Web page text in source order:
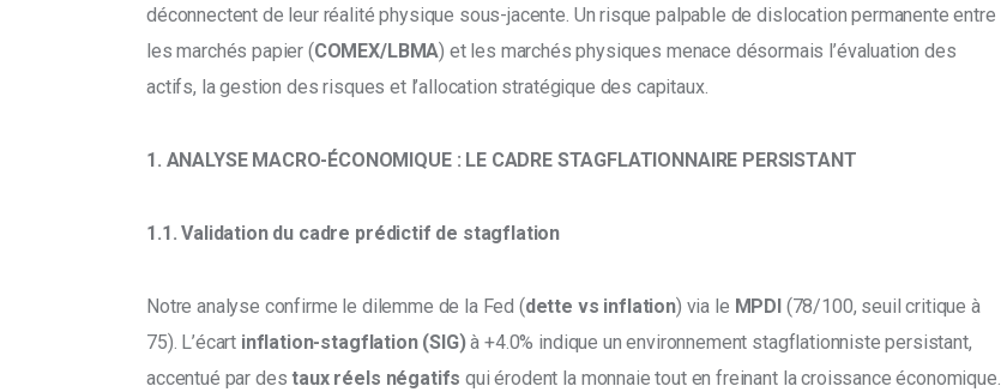
déconnectent de leur réalité physique sous-jacente. Un risque palpable de dislocation permanente entre
les marchés papier (COMEX/LBMA) et les marchés physiques menace désormais l’évaluation des
actifs, la gestion des risques et l’allocation stratégique des capitaux.
1. ANALYSE MACRO-ÉCONOMIQUE : LE CADRE STAGFLATIONNAIRE PERSISTANT
1.1. Validation du cadre prédictif de stagflation
Notre analyse confirme le dilemme de la Fed (dette vs inflation) via le MPDI (78/100, seuil critique à
75). L’écart inflation-stagflation (SIG) à +4.0% indique un environnement stagflationniste persistant,
accentué par des taux réels négatifs qui érodent la monnaie tout en freinant la croissance économique.